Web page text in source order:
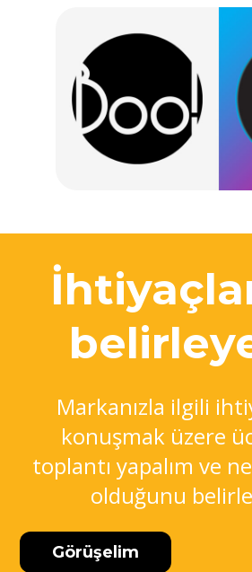
Markanızla ilgili
konuşmak üzere
toplantı yapalım ve
olduğunu
Görüşelim